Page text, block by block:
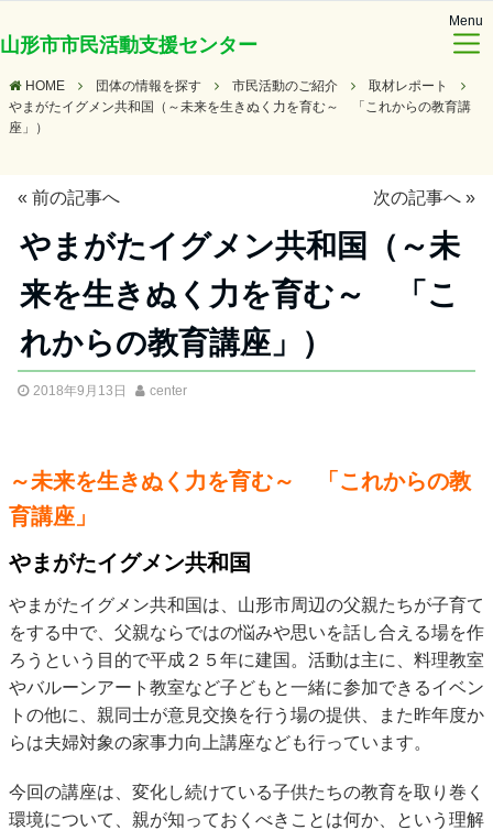
山形市市民活動支援センター
Menu
HOME 団体の情報を探す 市民活動のご紹介
取材レポート
やまがたイグメン共和国（～未来を生きぬく力を育む～ 「これからの教育講
座」）
« 前の記事へ 次の記事へ »
やまがたイグメン共和国（～未
来を生きぬく力を育む～ 「こ
れからの教育講座」）
2018年9月13日 center
～未来を生きぬく力を育む～ 「これからの教
育講座」
やまがたイグメン共和国
やまがたイグメン共和国は、山形市周辺の父親たちが子育て
をする中で、父親ならではの悩みや思いを話し合える場を作
ろうという目的で平成２５年に建国。活動は主に、料理教室
やバルーンアート教室など子どもと一緒に参加できるイベン
トの他に、親同士が意見交換を行う場の提供、また昨年度か
らは夫婦対象の家事力向上講座なども行っています。
今回の講座は、変化し続けている子供たちの教育を取り巻く
環境について、親が知っておくべきことは何か、という理解